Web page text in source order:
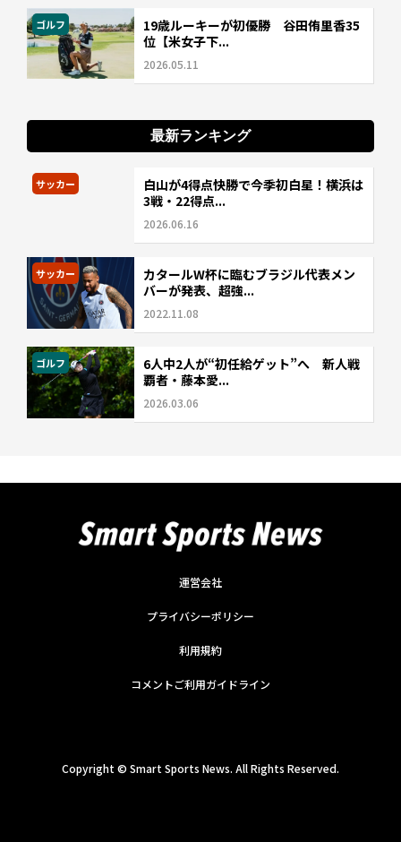
ゴルフ
19歳ルーキーが初優勝 谷田侑里香35
位【米女子下...
2026.05.11
最新ランキング
サッカー
白山が4得点快勝で今季初白星！横浜は
3戦・22得点...
2026.06.16
サッカー
カタールW杯に臨むブラジル代表メン
バーが発表、超強...
2022.11.08
ゴルフ
6人中2人が“初任給ゲット”へ 新人戦
覇者・藤本愛...
2026.03.06
運営会社
プライバシーポリシー
利用規約
コメントご利用ガイドライン
Copyright © Smart Sports News. All Rights Reserved.